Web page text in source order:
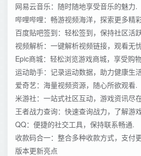
网易云音乐：随时随地享受音乐的魅力.
哔哩哔哩：畅游视频海洋，探索更多精
百度贴吧签到：轻松签到，保持社区活
视频解析：一键解析视频链接，观看无
Epic商城：轻松浏览游戏商城，享受购
运动助手：记录运动数据，助力健康生
爱奇艺：海量视频资源，随心所欲观看.
米游社：一站式社区互动，游戏资讯尽
王者战力查询：快速查询战力，了解游
QQ：便捷的社交工具，保持联系畅通.
收款码合一：整合多种收款方式，支付
版本更新亮点